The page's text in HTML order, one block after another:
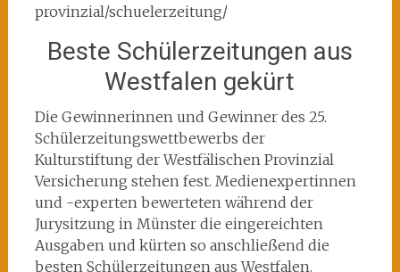
provinzial/schuelerzeitung/
Beste Schülerzeitungen aus
Westfalen gekürt
Die Gewinnerinnen und Gewinner des 25.
Schülerzeitungswettbewerbs der
Kulturstiftung der Westfälischen Provinzial
Versicherung stehen fest. Medienexpertinnen
und -experten bewerteten während der
Jurysitzung in Münster die eingereichten
Ausgaben und kürten so anschließend die
besten Schülerzeitungen aus Westfalen.